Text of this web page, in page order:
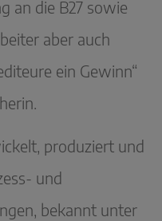
an die B27 sowie
aber auch
ein Gewinn“
produziert und
und
bekannt unter